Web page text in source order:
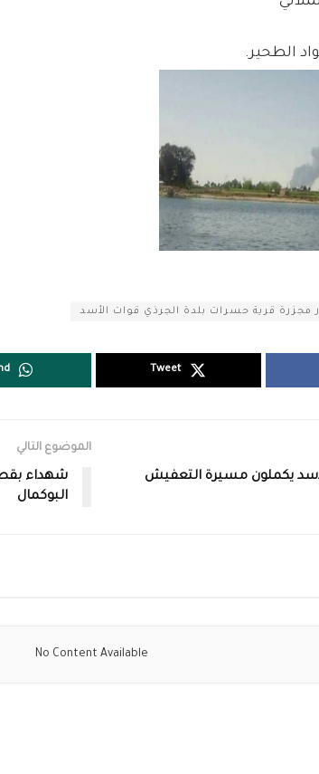
مجزرة قرية حسرات بلدة الجرذي قوات الأسد
Tweet
يكملون مسيرة التعفيش
الموضوع التالي
شهداء
البوكمال
No Content Available